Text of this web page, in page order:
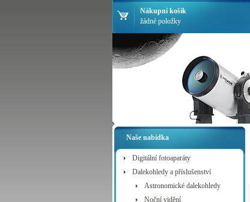
Naše nabídka
Digitální fotoaparáty
Dalekohledy a příslušenství
Astronomické dalekohledy
Noční vidění
Nákupní košík
žádné položky